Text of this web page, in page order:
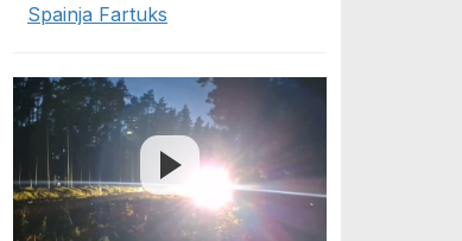
Spainja Fartuks